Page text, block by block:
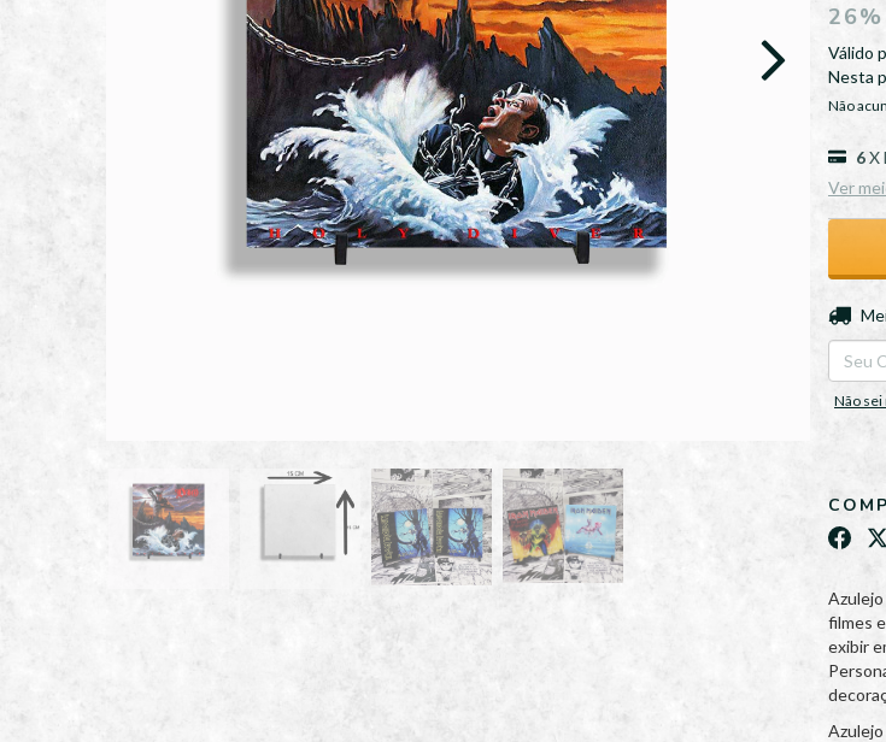
Válido
Nesta
Não
6X
Ver
Não sei
filmes
exibir